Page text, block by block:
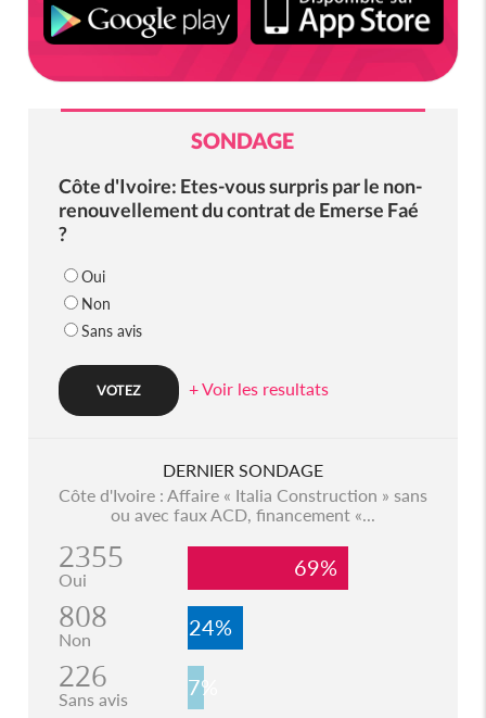
SONDAGE
Côte d'Ivoire: Etes-vous surpris par le non-
renouvellement du contrat de Emerse Faé
?
Oui
Non
Sans avis
+ Voir les resultats
DERNIER SONDAGE
Côte d'Ivoire : Affaire « Italia Construction » sans
ou avec faux ACD, financement «...
2355
Oui 69%
808
Non 24%
226
Sans avis 7%